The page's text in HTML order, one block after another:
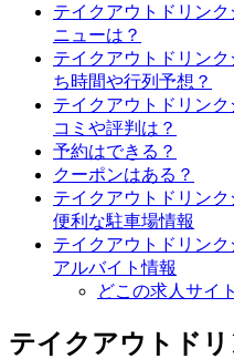
テイクアウトドリン
ニューは？
テイクアウトドリン
ち時間や行列予想？
テイクアウトドリン
コミや評判は？
予約はできる？
クーポンはある？
テイクアウトドリン
便利な駐車場情報
テイクアウトドリン
アルバイト情報
どこの求人サイ
テイクアウトド